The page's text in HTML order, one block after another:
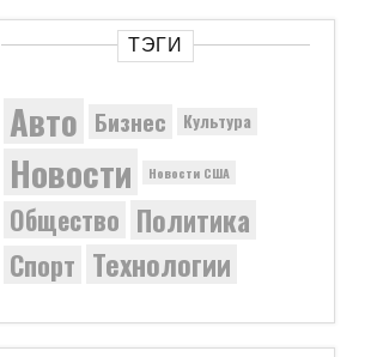
ТЭГИ
Авто Бизнес Культура
Новости Новости США
Общество Политика
Спорт Технологии